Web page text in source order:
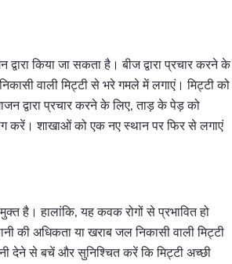
किया जा सकता है। बीज द्वारा प्रचार करने के
वाली मिट्टी से भरे गमले में लगाएं। मिट्टी को
द्वारा प्रचार करने के लिए, ताड़ के पेड़ को
करें। शाखाओं को एक नए स्थान पर फिर से लगाएं
है। हालांकि, यह कवक रोगों से प्रभावित हो
अधिकता या खराब जल निकासी वाली मिट्टी
देने से बचें और सुनिश्चित करें कि मिट्टी अच्छी